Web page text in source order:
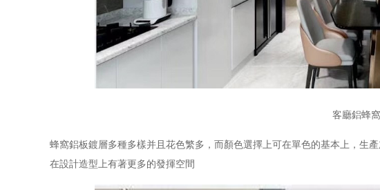
客廳鋁蜂
蜂窩鋁板鍍層多種多樣并且花色繁多，而顏色選擇上可在單色的基本上，生
在設計造型上有著更多的發揮空間